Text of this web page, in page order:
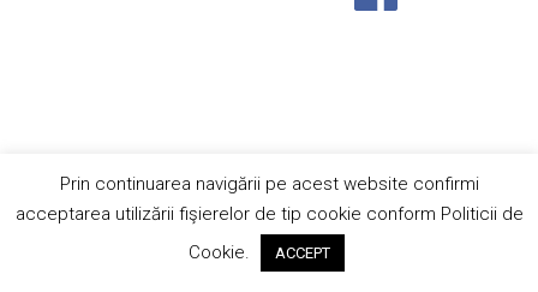
Prin continuarea navigării pe acest website confirmi
acceptarea utilizării fişierelor de tip cookie conform Politicii de
Cookie.
ACCEPT